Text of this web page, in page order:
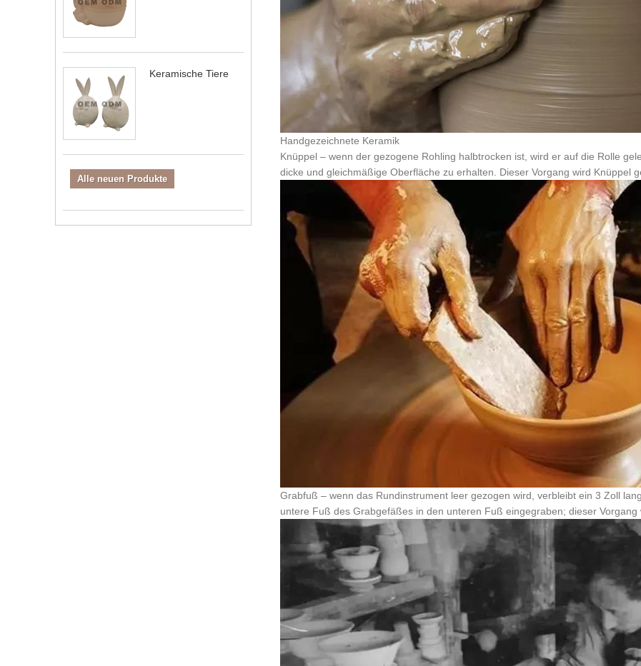
Keramische Tiere
Alle neuen Produkte
Handgezeichnete Keramik
Knüppel – wenn der gezogene Rohling halbtrocken ist, wird er auf die Rolle
dicke und gleichmäßige Oberfläche zu erhalten. Dieser Vorgang wird Knüppel
Grabfuß – wenn das Rundinstrument leer gezogen wird, verbleibt ein 3 Zoll
untere Fuß des Grabgefäßes in den unteren Fuß eingegraben; dieser Vorgang